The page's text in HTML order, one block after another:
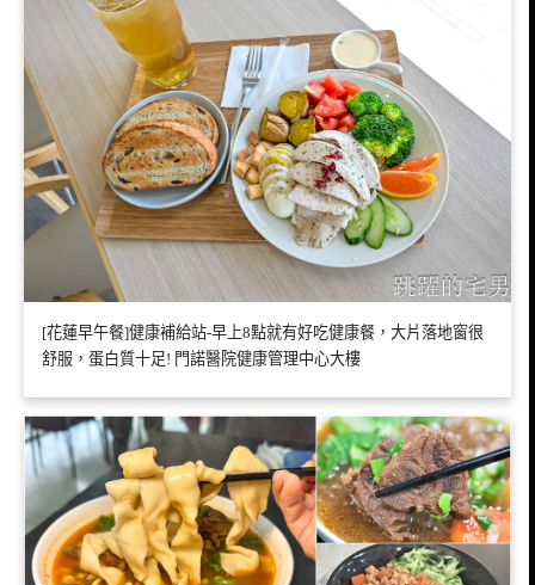
[花蓮早午餐]健康補給站-早上8點就有好吃健康餐，大片落地窗很
舒服，蛋白質十足! 門諾醫院健康管理中心大樓